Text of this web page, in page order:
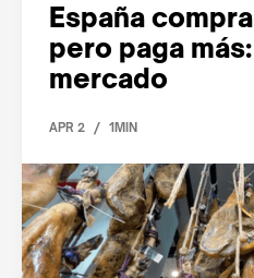
España
pero paga
mercado
APR 2 / 1MIN